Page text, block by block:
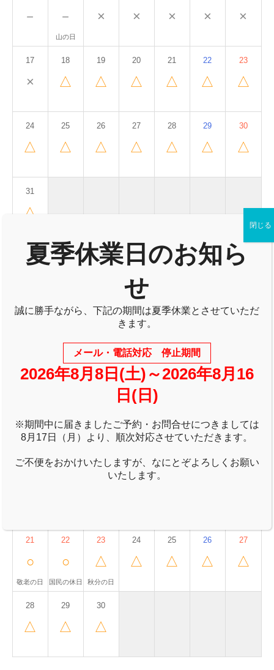
－ －
山の日
× × × × ×
17
×
18
△
19
△
20
△
21
△
22
△
23
△
24
△
25
△
26
△
27
△
28
△
29
△
30
△
31
△
2026年7月 2026年9月
2026年9月
月 火 水 木 金 土 日
1
△
2
△
3
△
4
△
5
△ △
△ △ △ △ △ △ △
17
21
○
敬老の日
22
○
国民の休日
23
△
秋分の日
24
△
25
△
26
△
27
△
28
△
29
△
30
△
夏季休業日のお知ら
せ
誠に勝手ながら、下記の期間は夏季休業とさせていただ
きます。
メール・電話対応 停止期間
2026年8月8日(土)～2026年8月16
日(日)
※期間中に届きましたご予約・お問合せにつきましては
8月17日（月）より、順次対応させていただきます。
ご不便をおかけいたしますが、なにとぞよろしくお願い
いたします。
閉じる